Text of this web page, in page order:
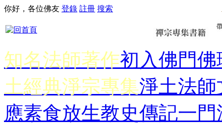
你好，各位佛友 登錄 註冊 搜索
知名法師著作初入佛門佛
土經典淨宗專集淨土法師
應素食放生教史傳記一門